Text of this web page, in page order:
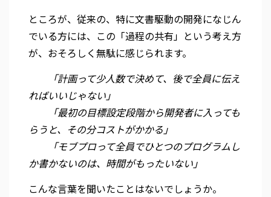
ところが、従来の、特に文書駆動の開発になじん
でいる方には、この「過程の共有」という考え方
が、おそろしく無駄に感じられます。
「計画って少人数で決めて、後で全員に伝え
ればいいじゃない」
「最初の目標設定段階から開発者に入っても
らうと、その分コストがかかる」
「モブプロって全員でひとつのプログラムし
か書かないのは、時間がもったいない」
こんな言葉を聞いたことはないでしょうか。